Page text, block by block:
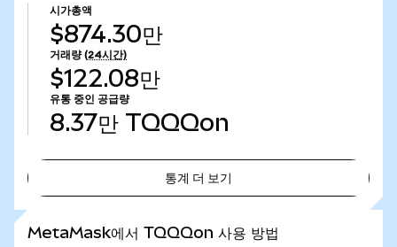
시가총액
$874.30만
거래량 (24시간)
$122.08만
유통 중인 공급량
8.37만 TQQQon
통계 더 보기
MetaMask에서 TQQQon 사용 방법